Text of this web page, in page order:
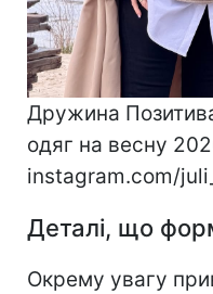
Дружина
одяг на весну
instagram.com/
Деталі, що
Окрему увагу